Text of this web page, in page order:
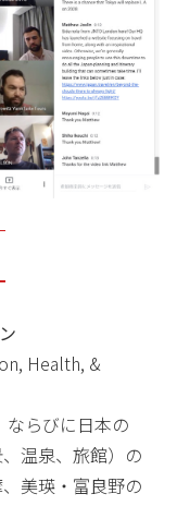
Health, &
らびに日本の
温泉、旅館）の
美瑛・富良野の